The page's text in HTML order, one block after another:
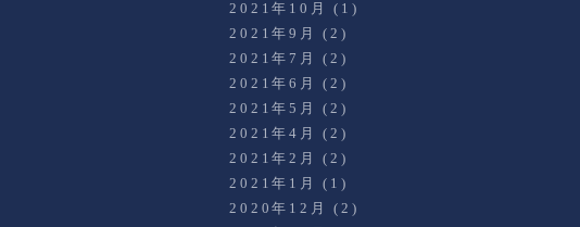
2021年10月
(1)
2021年9月
(2)
2021年7月
(2)
2021年6月
(2)
2021年5月
(2)
2021年4月
(2)
2021年2月
(2)
2021年1月
(1)
2020年12月
(2)